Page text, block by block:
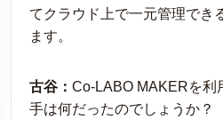
てクラウド上で一元管理でき
ます。
古谷： Co-LABO MAKERを利
手は何だったのでしょうか？